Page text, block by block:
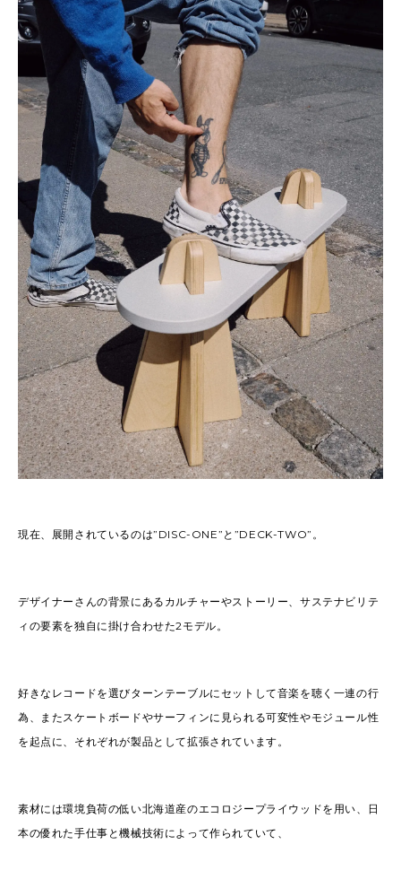
現在、展開されているのは”DISC-ONE”と”DECK-TWO”。
デザイナーさんの背景にあるカルチャーやストーリー、サステナビリテ
ィの要素を独自に掛け合わせた2モデル。
好きなレコードを選びターンテーブルにセットして音楽を聴く一連の行
為、またスケートボードやサーフィンに見られる可変性やモジュール性
を起点に、それぞれが製品として拡張されています。
素材には環境負荷の低い北海道産のエコロジープライウッドを用い、日
本の優れた手仕事と機械技術によって作られていて、